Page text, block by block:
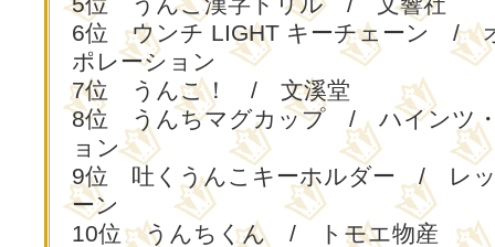
6位 ウンチ LIGHT キーチェーン /
ポレーション
7位 うんこ！ / 文溪堂
8位 うんちマグカップ / ハインツ・
ョン
9位 吐くうんこキーホルダー / レッ
ーン
10位 うんちくん / トモエ物産